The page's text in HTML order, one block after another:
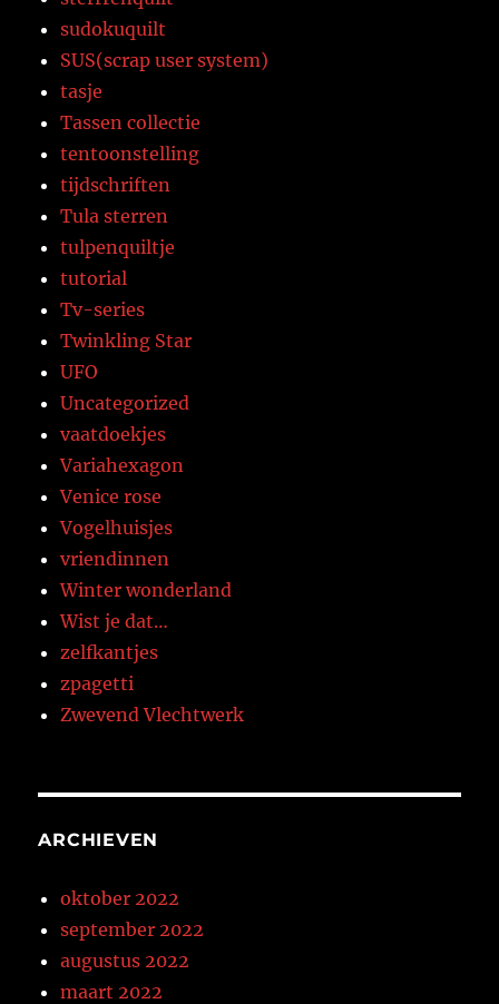
sudokuquilt
SUS(scrap user system)
tasje
Tassen collectie
tentoonstelling
tijdschriften
Tula sterren
tulpenquiltje
tutorial
Tv-series
Twinkling Star
UFO
Uncategorized
vaatdoekjes
Variahexagon
Venice rose
Vogelhuisjes
vriendinnen
Winter wonderland
Wist je dat…
zelfkantjes
zpagetti
Zwevend Vlechtwerk
ARCHIEVEN
oktober 2022
september 2022
augustus 2022
maart 2022